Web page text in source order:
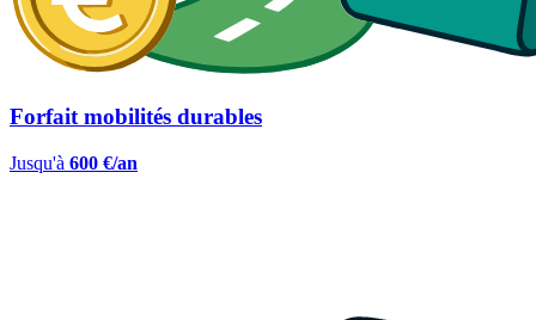
Forfait mobilités durables
Jusqu'à 600 €/an